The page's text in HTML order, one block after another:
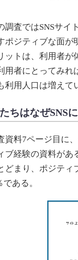
査ではSNSサイ
ポジティブな面が
ットは、利用者が
用者にとってみれ
利用人口は増えて
ちはなぜSNS
料7ページ目に
ブ経験の資料があ
どまり、ポジティ
である。